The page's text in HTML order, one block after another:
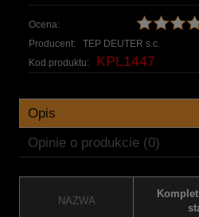
Ocena:
Producent:
TEP DEUTER s.c.
Kod produktu:
KPL1447
Opis
Opinie o produkcie (0)
NAZWA